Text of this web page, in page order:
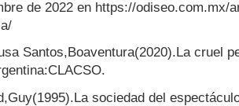
de 2022 en https://odiseo.com.mx/
Santos,Boaventura(2020).La cruel
sociedad del